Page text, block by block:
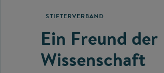
STIFTERVERBAND
Ein Freund der
Wissenschaft